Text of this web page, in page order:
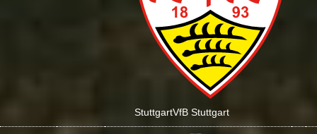
StuttgartVfB Stuttgart